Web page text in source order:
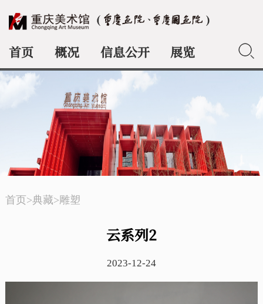
首页 概况 信息公开 展览 典藏
首页>典藏> 雕塑
云系列2
2023-12-24